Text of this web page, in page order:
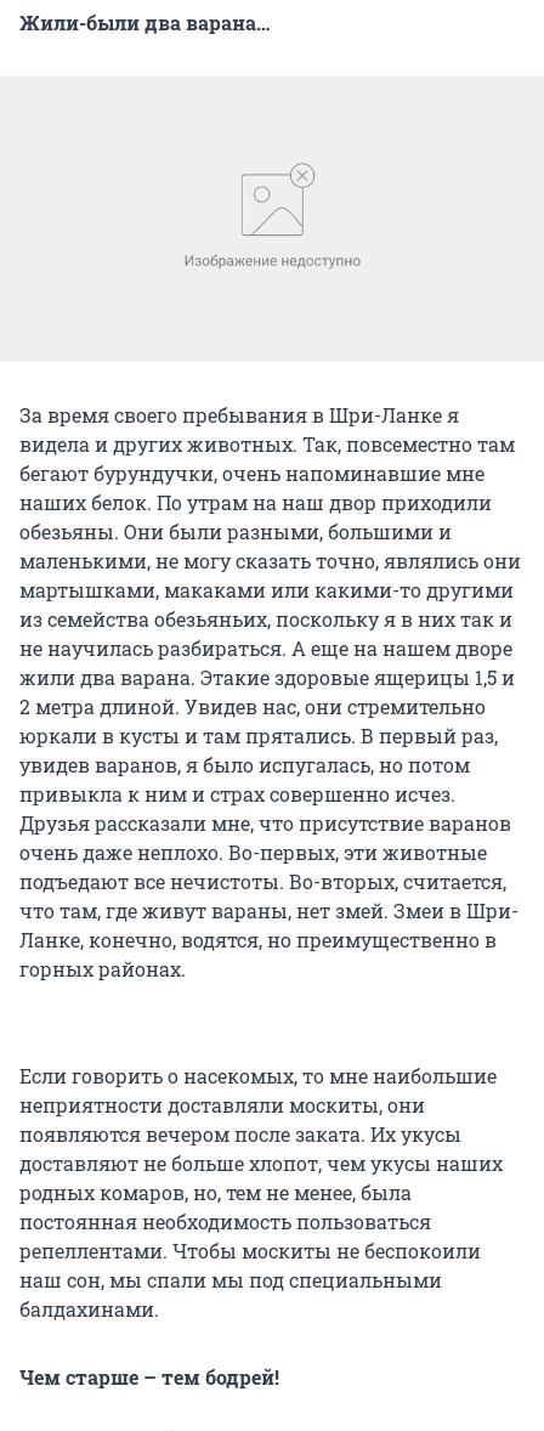
Жили-были два варана…
За время своего пребывания в Шри-Ланке я
видела и других животных. Так, повсеместно там
бегают бурундучки, очень напоминавшие мне
наших белок. По утрам на наш двор приходили
обезьяны. Они были разными, большими и
маленькими, не могу сказать точно, являлись они
мартышками, макаками или какими-то другими
из семейства обезьяньих, поскольку я в них так и
не научилась разбираться. А еще на нашем дворе
жили два варана. Этакие здоровые ящерицы 1,5 и
2 метра длиной. Увидев нас, они стремительно
юркали в кусты и там прятались. В первый раз,
увидев варанов, я было испугалась, но потом
привыкла к ним и страх совершенно исчез.
Друзья рассказали мне, что присутствие варанов
очень даже неплохо. Во-первых, эти животные
подъедают все нечистоты. Во-вторых, считается,
что там, где живут вараны, нет змей. Змеи в Шри-
Ланке, конечно, водятся, но преимущественно в
горных районах.
Если говорить о насекомых, то мне наибольшие
неприятности доставляли москиты, они
появляются вечером после заката. Их укусы
доставляют не больше хлопот, чем укусы наших
родных комаров, но, тем не менее, была
постоянная необходимость пользоваться
репеллентами. Чтобы москиты не беспокоили
наш сон, мы спали мы под специальными
балдахинами.
Чем старше – тем бодрей!